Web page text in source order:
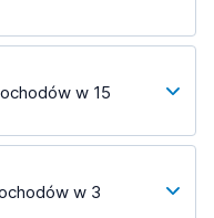
w 15
w 3